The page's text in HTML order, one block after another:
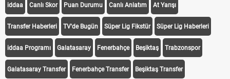
iddaa Canlı Skor Puan Durumu Canlı Anlatım At Yarışı
Transfer Haberleri TV'de Bugün Süper Lig Fikstür Süper Lig Haberleri
iddaa Programı Galatasaray Fenerbahçe Beşiktaş Trabzonspor
Galatasaray Transfer Fenerbahçe Transfer Beşiktaş Transfer